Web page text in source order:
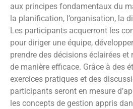
aux principes fondamentaux du
la planification, l’organisation, la
Les participants acquerront les
pour diriger une équipe,
prendre des décisions éclairées et
de manière efficace. Grâce à des
exercices pratiques et des
participants seront en mesure
les concepts de gestion appris